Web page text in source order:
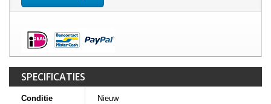
SPECIFICATIES
Conditie Nieuw